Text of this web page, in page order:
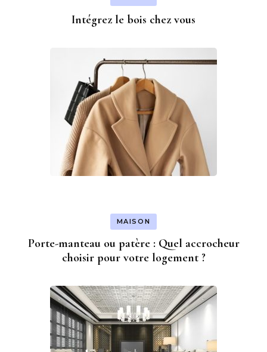
Intégrez le bois chez vous
MAISON
Porte-manteau ou patère : Quel accrocheur
choisir pour votre logement ?